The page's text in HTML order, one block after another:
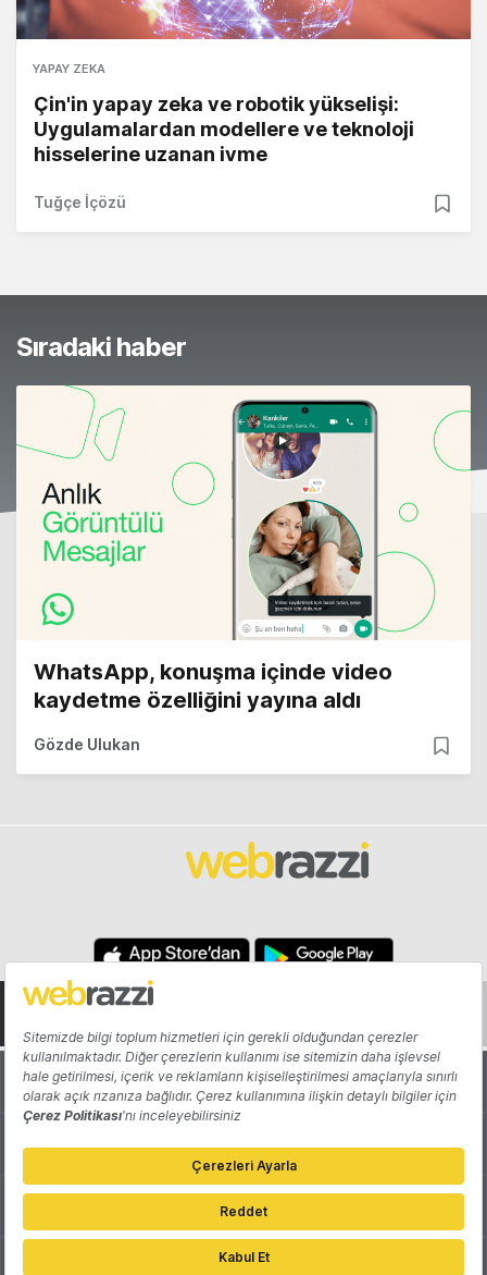
YAPAY ZEKA
Çin'in yapay zeka ve robotik yükselişi:
Uygulamalardan modellere ve teknoloji
hisselerine uzanan ivme
Tuğçe İçözü
Sıradaki haber
WhatsApp, konuşma içinde video
kaydetme özelliğini yayına aldı
Gözde Ulukan
Hakkında Yazarlar
Katkıda Bulun Reklam